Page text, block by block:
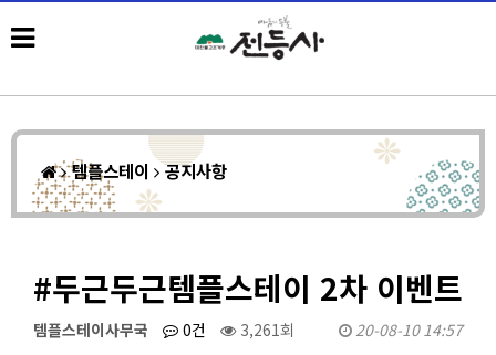
템플스테이 공지사항
#두근두근템플스테이 2차 이벤트
템플스테이사무국 0건 3,261회 20-08-10 14:57